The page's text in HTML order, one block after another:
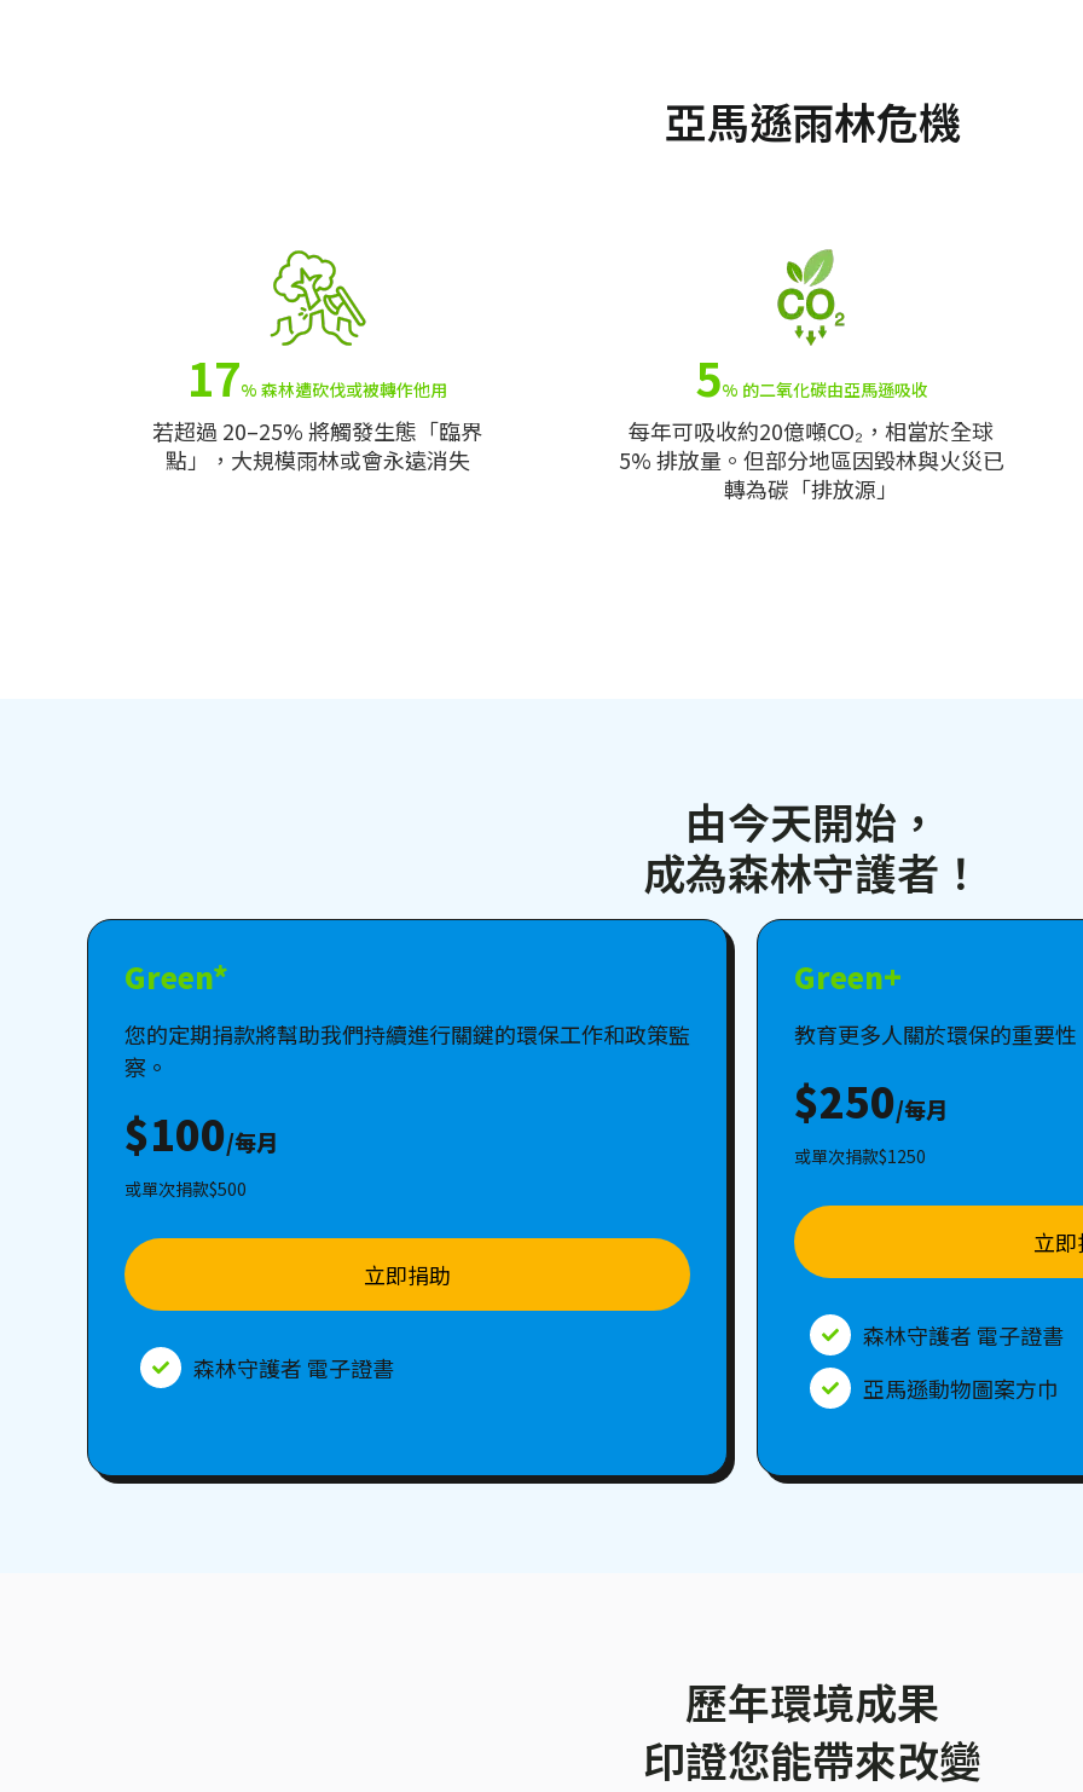
亞馬遜雨林危機
17% 森林遭砍伐或被轉作他用
若超過 20–25% 將觸發生態「臨界
點」，大規模雨林或會永遠消失
5% 的二氧化碳由亞馬遜吸收
每年可吸收約20億噸CO₂，相當於全球
5% 排放量。但部分地區因毀林與火災已
轉為碳「排放源」
由今天開始，
成為森林守護者！
Green*
您的定期捐款將幫助我們持續進行關鍵的環保工作和政策監
察。
$100/每月
或單次捐款$500
立即捐助
森林守護者 電子證書
Green+
教育更多人關於環保的重要
$250/每月
或單次捐款$1250
立
森林守護者 電子證書
亞馬遜動物圖案方巾
歷年環境成果
印證您能帶來改變